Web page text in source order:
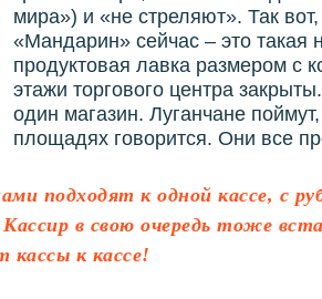
мира») и «не стреляют». Так
«Мандарин» сейчас – это такая
продуктовая лавка размером с
этажи торгового центра
один магазин. Луганчане
площадях говорится. Они все
подходят к одной кассе, с
Кассир в свою очередь тоже
кассы к кассе!